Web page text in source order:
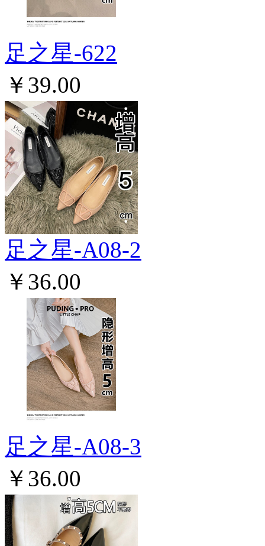
足之星-622
￥39.00
足之星-A08-2
￥36.00
足之星-A08-3
￥36.00